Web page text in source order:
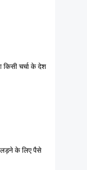
चर्चा के देश
लड़ने के लिए पैसे